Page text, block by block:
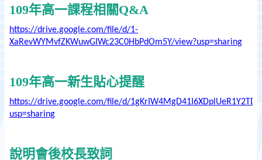
109年高一課程相關Q&A
https://drive.google.com/file/d/1-
XaRevWYMvfZKWuwGIWc23C0HbPdOm5Y/view?usp=sharing
109年高一新生貼心提醒
https://drive.google.com/file/d/
usp=sharing
說明會後校長致詞